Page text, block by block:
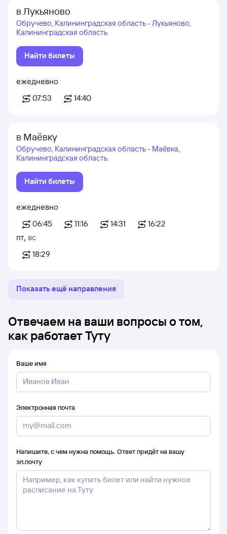
в Лукьяново
Обручево, Калининградская область - Лукьяново,
Калининградская область
Найти билеты
ежедневно
07:53
14:40
в Маёвку
Обручево, Калининградская область - Маёвка,
Калининградская область
Найти билеты
ежедневно
06:45
11:16 14:31
16:22
пт, вс
18:29
Показать ещё направления
Отвечаем на ваши вопросы о том,
как работает Туту
Ваше имя
Электронная почта
Напишите, с чем нужна помощь. Ответ придёт на вашу
эл.почту